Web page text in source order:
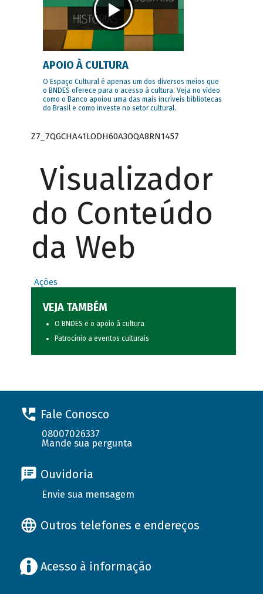
APOIO À CULTURA
O Espaço Cultural é apenas um dos diversos meios que
o BNDES oferece para o acesso à cultura. Veja no vídeo
como o Banco apoiou uma das mais incríveis bibliotecas
do Brasil e como investe no setor cultural.
Z7_7QGCHA41LODH60A3OQA8RN1457
Visualizador
do Conteúdo
da Web
Ações
VEJA TAMBÉM
O BNDES e o apoio à cultura
Patrocínio a eventos culturais
Fale Conosco
08007026337
Mande sua pergunta
Ouvidoria
Envie sua mensagem
Outros telefones e endereços
Acesso à informação